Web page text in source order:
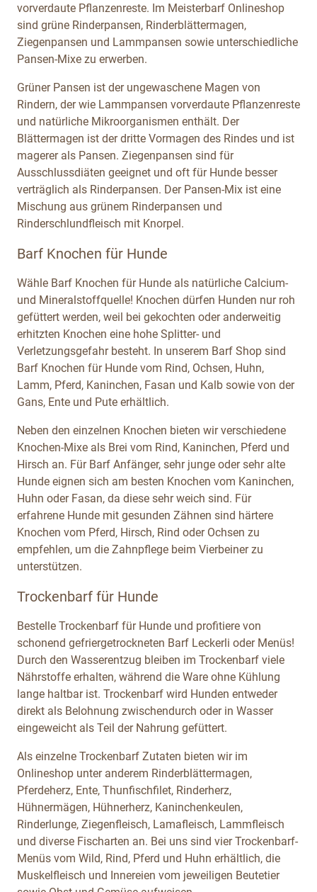
vorverdaute Pflanzenreste. Im Meisterbarf Onlineshop
sind grüne Rinderpansen, Rinderblättermagen,
Ziegenpansen und Lammpansen sowie unterschiedliche
Pansen-Mixe zu erwerben.
Grüner Pansen ist der ungewaschene Magen von
Rindern, der wie Lammpansen vorverdaute Pflanzenreste
und natürliche Mikroorganismen enthält. Der
Blättermagen ist der dritte Vormagen des Rindes und ist
magerer als Pansen. Ziegenpansen sind für
Ausschlussdiäten geeignet und oft für Hunde besser
verträglich als Rinderpansen. Der Pansen-Mix ist eine
Mischung aus grünem Rinderpansen und
Rinderschlundfleisch mit Knorpel.
Barf Knochen für Hunde
Wähle Barf Knochen für Hunde als natürliche Calcium-
und Mineralstoffquelle! Knochen dürfen Hunden nur roh
gefüttert werden, weil bei gekochten oder anderweitig
erhitzten Knochen eine hohe Splitter- und
Verletzungsgefahr besteht. In unserem Barf Shop sind
Barf Knochen für Hunde vom Rind, Ochsen, Huhn,
Lamm, Pferd, Kaninchen, Fasan und Kalb sowie von der
Gans, Ente und Pute erhältlich.
Neben den einzelnen Knochen bieten wir verschiedene
Knochen-Mixe als Brei vom Rind, Kaninchen, Pferd und
Hirsch an. Für Barf Anfänger, sehr junge oder sehr alte
Hunde eignen sich am besten Knochen vom Kaninchen,
Huhn oder Fasan, da diese sehr weich sind. Für
erfahrene Hunde mit gesunden Zähnen sind härtere
Knochen vom Pferd, Hirsch, Rind oder Ochsen zu
empfehlen, um die Zahnpflege beim Vierbeiner zu
unterstützen.
Trockenbarf für Hunde
Bestelle Trockenbarf für Hunde und profitiere von
schonend gefriergetrockneten Barf Leckerli oder Menüs!
Durch den Wasserentzug bleiben im Trockenbarf viele
Nährstoffe erhalten, während die Ware ohne Kühlung
lange haltbar ist. Trockenbarf wird Hunden entweder
direkt als Belohnung zwischendurch oder in Wasser
eingeweicht als Teil der Nahrung gefüttert.
Als einzelne Trockenbarf Zutaten bieten wir im
Onlineshop unter anderem Rinderblättermagen,
Pferdeherz, Ente, Thunfischfilet, Rinderherz,
Hühnermägen, Hühnerherz, Kaninchenkeulen,
Rinderlunge, Ziegenfleisch, Lamafleisch, Lammfleisch
und diverse Fischarten an. Bei uns sind vier Trockenbarf-
Menüs vom Wild, Rind, Pferd und Huhn erhältlich, die
Muskelfleisch und Innereien vom jeweiligen Beutetier